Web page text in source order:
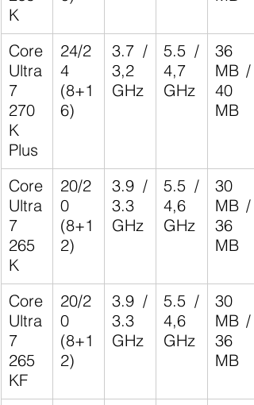
K
Core
Ultra
7
270
K
Plus
24/2
4
(8+1
6)
3.7 /
3,2
GHz
5.5 /
4,7
GHz
36
MB /
40
MB
Core
Ultra
7
265
K
20/2
0
(8+1
2)
3.9 /
3.3
GHz
5.5 /
4,6
GHz
30
MB /
36
MB
Core
Ultra
7
265
KF
20/2
0
(8+1
2)
3.9 /
3.3
GHz
5.5 /
4,6
GHz
30
MB /
36
MB